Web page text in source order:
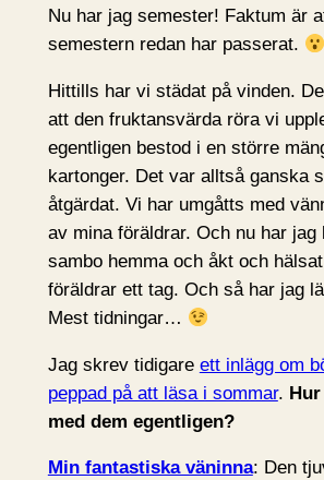
Nu har jag semester! Faktum är
semestern redan har passerat.
Hittills har vi städat på vinden.
att den fruktansvärda röra vi
egentligen bestod i en större
kartonger. Det var alltså ganska
åtgärdat. Vi har umgåtts med
av mina föräldrar. Och nu har jag
sambo hemma och åkt och
föräldrar ett tag. Och så har jag
Mest tidningar…
Jag skrev tidigare ett inlägg om
peppad på att läsa i sommar.
med dem egentligen?
Min fantastiska väninna: Den